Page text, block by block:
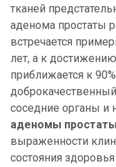
тканей
аденома простаты
встречается
лет, а к достижению
приближается к
доброкачественный
соседние органы и
аденомы простаты
выраженности
состояния